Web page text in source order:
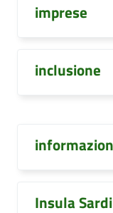
imprese
inclusione
Insula